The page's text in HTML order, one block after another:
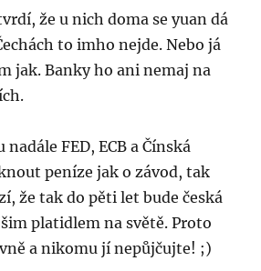
že u nich doma se yuan dá
to imho nejde. Nebo já
jak. Banky ho ani nemaj na
nadále FED, ECB a Čínská
peníze jak o závod, tak
že tak do pěti let bude česká
platidlem na světě. Proto
a nikomu jí nepůjčujte! ;)